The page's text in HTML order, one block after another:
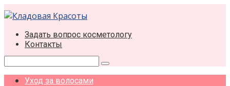
Перейти
к
контентуЗадать вопрос косметологу
Контакты
Поиск:
Уход за волосами